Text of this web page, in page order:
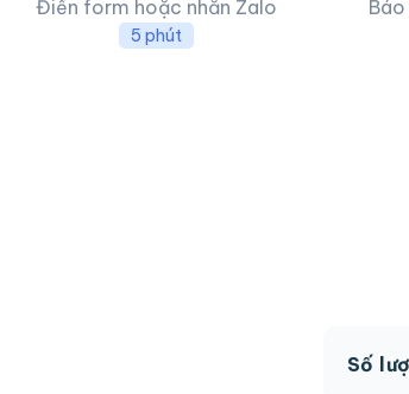
Điền form hoặc nhắn Zalo
5 phút
Số